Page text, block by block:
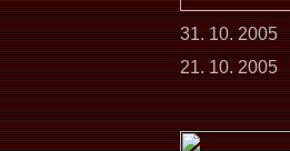
31. 10. 2005
21. 10. 2005